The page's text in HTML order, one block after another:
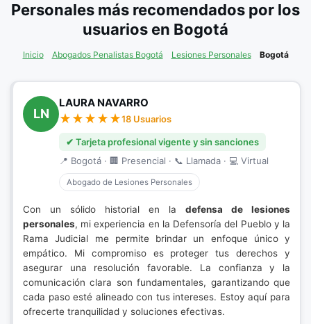
Personales más recomendados por los
usuarios en Bogotá
Inicio Abogados Penalistas Bogotá Lesiones Personales Bogotá
LN
LAURA NAVARRO
18 Usuarios
✔ Tarjeta profesional vigente y sin sanciones
📍 Bogotá · 🏢 Presencial · 📞 Llamada · 💻 Virtual
Abogado de Lesiones Personales
Con un sólido historial en la defensa de lesiones
personales, mi experiencia en la Defensoría del Pueblo y la
Rama Judicial me permite brindar un enfoque único y
empático. Mi compromiso es proteger tus derechos y
asegurar una resolución favorable. La confianza y la
comunicación clara son fundamentales, garantizando que
cada paso esté alineado con tus intereses. Estoy aquí para
ofrecerte tranquilidad y soluciones efectivas.